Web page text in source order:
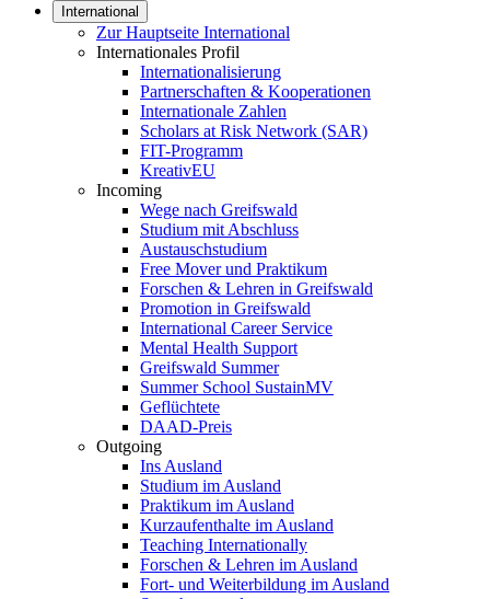
International
Zur Hauptseite International
Internationales Profil
Internationalisierung
Partnerschaften & Kooperationen
Internationale Zahlen
Scholars at Risk Network (SAR)
FIT-Programm
KreativEU
Incoming
Wege nach Greifswald
Studium mit Abschluss
Austauschstudium
Free Mover und Praktikum
Forschen & Lehren in Greifswald
Promotion in Greifswald
International Career Service
Mental Health Support
Greifswald Summer
Summer School SustainMV
Geflüchtete
DAAD-Preis
Outgoing
Ins Ausland
Studium im Ausland
Praktikum im Ausland
Kurzaufenthalte im Ausland
Teaching Internationally
Forschen & Lehren im Ausland
Fort- und Weiterbildung im Ausland